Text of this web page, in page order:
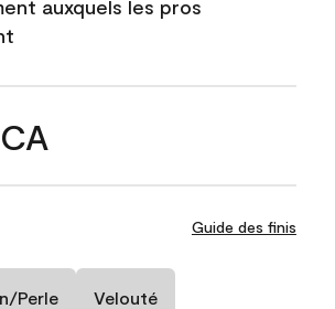
auxquels les pros
Guide des finis
Perle Velouté